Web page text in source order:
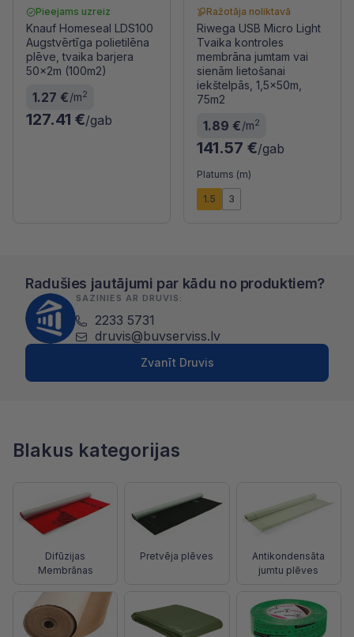
Pieejams uzreiz
Knauf Homeseal LDS100
Augstvērtīga polietilēna
plēve, tvaika barjera
50x2m (100m2)
1.27 €/m2
127.41 €/gab
Ražotāja noliktavā
Riwega USB Micro Light
Tvaika kontroles
membrāna jumtam vai
sienām lietošanai
iekštelpās, 1,5x50m,
75m2
1.89 €/m2
141.57 €/gab
Platums (m)
1.5 3
Radušies jautājumi par kādu no produktiem?
SAZINIES AR DRUVIS:
2233 5731
druvis@buvserviss.lv
Zvanīt Druvis
Blakus kategorijas
Difūzijas
Membrānas
Pretvēja plēves
Antikondensāta
jumtu plēves